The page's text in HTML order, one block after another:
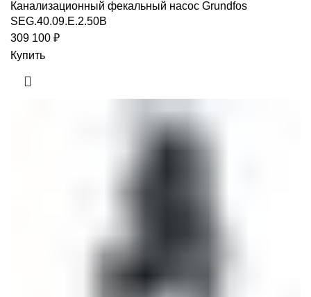
Канализационный фекальный насос Grundfos
SEG.40.09.E.2.50B
309 100 ₽
Купить